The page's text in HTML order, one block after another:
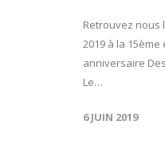
Retrouvez nous
2019 à la 15ème
anniversaire
Le…
6 JUIN 2019